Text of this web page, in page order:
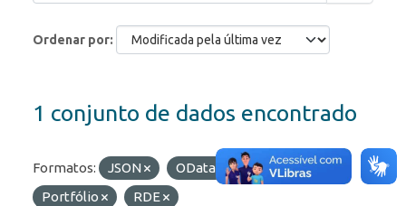
Ordenar por
1 conjunto de dados encontrado
Formatos: JSON OData
Etiquetas:
Portfólio
RDE